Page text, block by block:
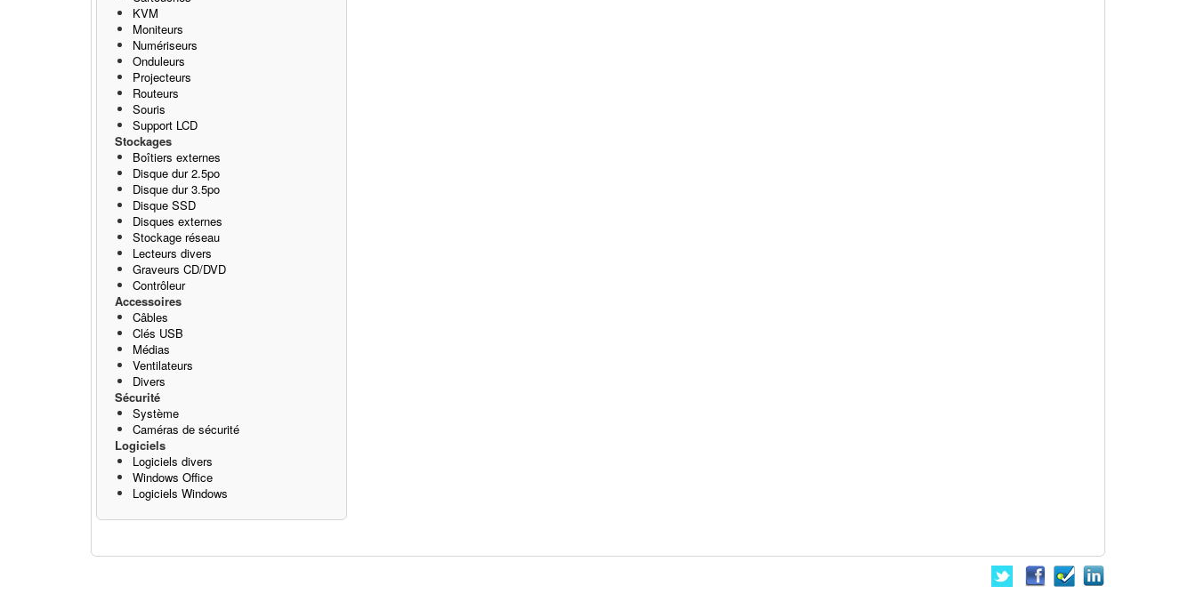
KVM
Moniteurs
Numériseurs
Onduleurs
Projecteurs
Routeurs
Souris
Support LCD
Stockages
Boîtiers externes
Disque dur 2.5po
Disque dur 3.5po
Disque SSD
Disques externes
Stockage réseau
Lecteurs divers
Graveurs CD/DVD
Contrôleur
Accessoires
Câbles
Clés USB
Médias
Ventilateurs
Divers
Sécurité
Système
Caméras de sécurité
Logiciels
Logiciels divers
Windows Office
Logiciels Windows